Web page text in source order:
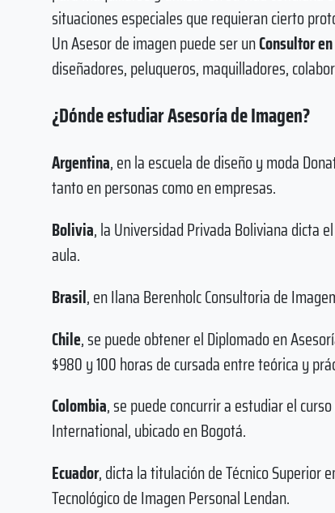
situaciones especiales que requieran cierto
Un Asesor de imagen puede ser unConsultor
diseñadores, peluqueros, maquilladores,
¿Dónde estudiar Asesoría de Imagen?
Argentina, en la escuela de diseño y moda
tanto en personas como en empresas.
Bolivia, la Universidad Privada Boliviana dicta
aula.
Brasil, en Ilana Berenholc Consultoria de
Chile, se puede obtener el Diplomado en
$980 y 100 horas de cursada entre teórica y
Colombia, se puede concurrir a estudiar el
International, ubicado en Bogotá.
Ecuador, dicta la titulación de Técnico Superior
Tecnológico de Imagen Personal Lendan.